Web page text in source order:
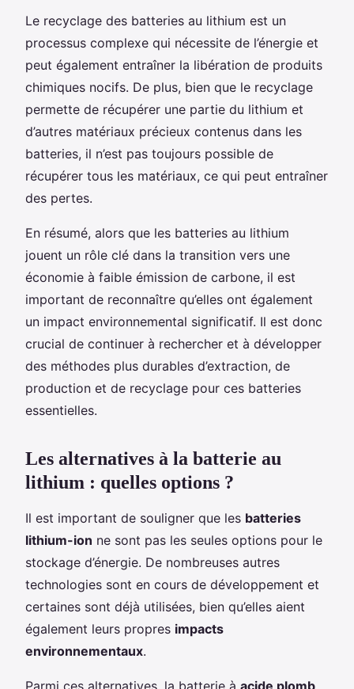
Le recyclage des batteries au lithium est un
processus complexe qui nécessite de l’énergie et
peut également entraîner la libération de produits
chimiques nocifs. De plus, bien que le recyclage
permette de récupérer une partie du lithium et
d’autres matériaux précieux contenus dans les
batteries, il n’est pas toujours possible de
récupérer tous les matériaux, ce qui peut entraîner
des pertes.
En résumé, alors que les batteries au lithium
jouent un rôle clé dans la transition vers une
économie à faible émission de carbone, il est
important de reconnaître qu’elles ont également
un impact environnemental significatif. Il est donc
crucial de continuer à rechercher et à développer
des méthodes plus durables d’extraction, de
production et de recyclage pour ces batteries
essentielles.
Les alternatives à la batterie au
lithium : quelles options ?
Il est important de souligner que les batteries
lithium-ion ne sont pas les seules options pour le
stockage d’énergie. De nombreuses autres
technologies sont en cours de développement et
certaines sont déjà utilisées, bien qu’elles aient
également leurs propres impacts
environnementaux.
Parmi ces alternatives, la batterie à acide plomb